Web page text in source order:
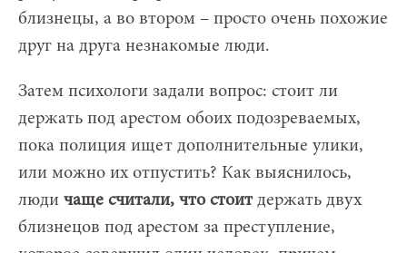
близнецы, а во втором – просто очень похожие
друг на друга незнакомые люди.
Затем психологи задали вопрос: стоит ли
держать под арестом обоих подозреваемых,
пока полиция ищет дополнительные улики,
или можно их отпустить? Как выяснилось,
люди чаще считали, что стоит держать двух
близнецов под арестом за преступление,